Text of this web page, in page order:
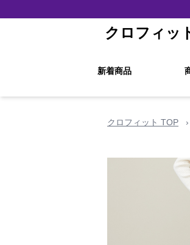
クロフィッ
新着商品
クロフィット TOP ›